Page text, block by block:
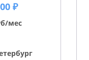
₽
мес